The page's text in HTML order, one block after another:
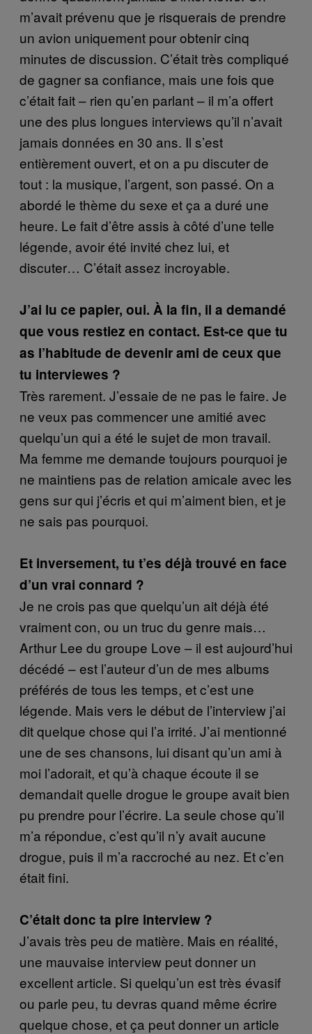
m’avait prévenu que je risquerais de prendre
un avion uniquement pour obtenir cinq
minutes de discussion. C’était très compliqué
de gagner sa confiance, mais une fois que
c’était fait – rien qu’en parlant – il m’a offert
une des plus longues interviews qu’il n’avait
jamais données en 30 ans. Il s’est
entièrement ouvert, et on a pu discuter de
tout : la musique, l’argent, son passé. On a
abordé le thème du sexe et ça a duré une
heure. Le fait d’être assis à côté d’une telle
légende, avoir été invité chez lui, et
discuter… C’était assez incroyable.
J’ai lu ce papier, oui. À la fin, il a demandé
que vous restiez en contact. Est-ce que tu
as l’habitude de devenir ami de ceux que
tu interviewes ?
Très rarement. J’essaie de ne pas le faire. Je
ne veux pas commencer une amitié avec
quelqu’un qui a été le sujet de mon travail.
Ma femme me demande toujours pourquoi je
ne maintiens pas de relation amicale avec les
gens sur qui j’écris et qui m’aiment bien, et je
ne sais pas pourquoi.
Et inversement, tu t’es déjà trouvé en face
d’un vrai connard ?
Je ne crois pas que quelqu’un ait déjà été
vraiment con, ou un truc du genre mais…
Arthur Lee du groupe Love – il est aujourd’hui
décédé – est l’auteur d’un de mes albums
préférés de tous les temps, et c’est une
légende. Mais vers le début de l’interview j’ai
dit quelque chose qui l’a irrité. J’ai mentionné
une de ses chansons, lui disant qu’un ami à
moi l’adorait, et qu’à chaque écoute il se
demandait quelle drogue le groupe avait bien
pu prendre pour l’écrire. La seule chose qu’il
m’a répondue, c’est qu’il n’y avait aucune
drogue, puis il m’a raccroché au nez. Et c’en
était fini.
C’était donc ta pire interview ?
J’avais très peu de matière. Mais en réalité,
une mauvaise interview peut donner un
excellent article. Si quelqu’un est très évasif
ou parle peu, tu devras quand même écrire
quelque chose, et ça peut donner un article